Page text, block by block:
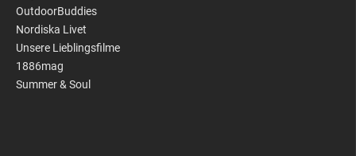
OutdoorBuddies
Nordiska Livet
Unsere Lieblingsfilme
1886mag
Summer & Soul